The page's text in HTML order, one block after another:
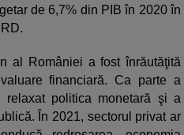
de 6,7% din PIB în 2020 în
al României a fost înrăutăţită
financiară. Ca parte a
politica monetară şi a
În 2021, sectorul privat ar